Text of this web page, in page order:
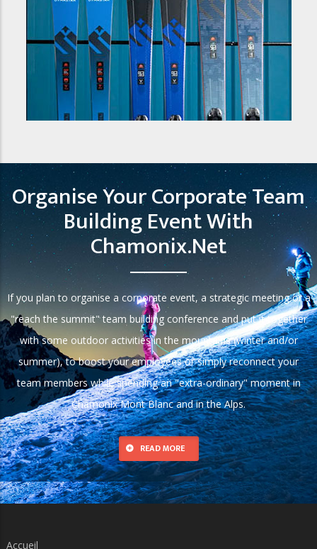
Organise Your Corporate Team
Building Event With
Chamonix.net
If you plan to organise a corporate event, a strategic meeting or a
"reach the summit" team building conference and put it together
with some outdoor activities in the mountains (winter and/or
summer), to boost your employees or simply reconnect your
team members while spending an "extra-ordinary" moment in
Chamonix Mont Blanc and in the Alps.
READ MORE
Accueil